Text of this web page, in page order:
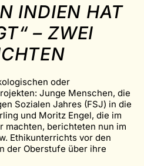
INDIEN HAT
– ZWEI
oder
Junge Menschen, die
Sozialen Jahres (FSJ) in die
und Moritz Engel, die im
machten, berichteten nun im
Ethikunterrichts vor den
der Oberstufe über ihre